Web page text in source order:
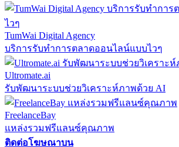
TumWai Digital Agency
บริการรับทำการตลาดออนไลน์แบบไวๆ
Ultromate.ai
รับพัฒนาระบบช่วยวิเคราะห์ภาพด้วย AI
FreelanceBay
แหล่งรวมฟรีแลนซ์คุณภาพ
ติดต่อโฆษณาบน